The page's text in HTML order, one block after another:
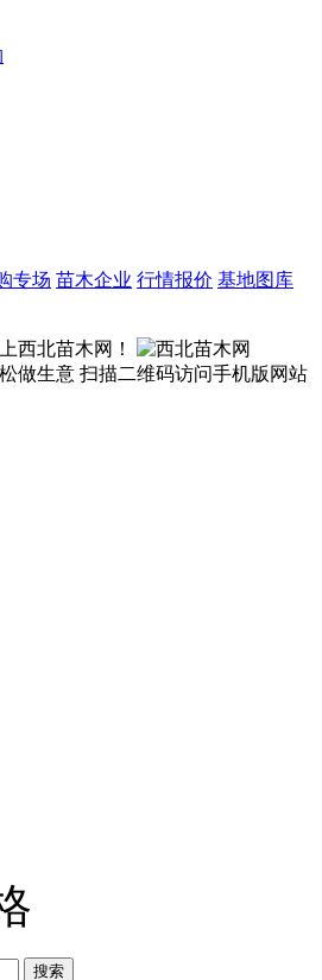
专场 苗木企业 行情报价 基地图库
西北苗木网！
做生意 扫描二维码访问手机版网站